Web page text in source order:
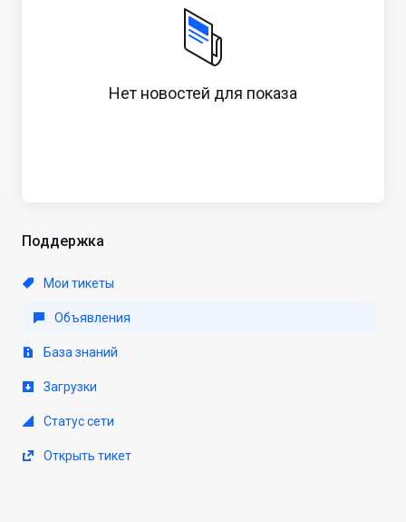
Поддержка
Мои тикеты
Объявления
База знаний
Загрузки
Статус сети
Открыть тикет
Нет новостей для показа